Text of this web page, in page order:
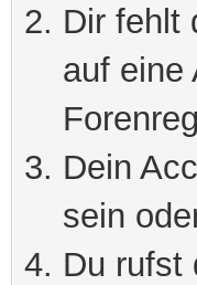
Dir fehlt
auf eine
Dein
sein
Du rufst